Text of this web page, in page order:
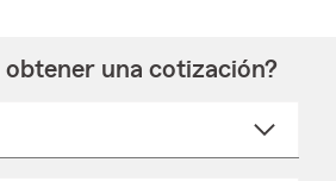
obtener una cotización?